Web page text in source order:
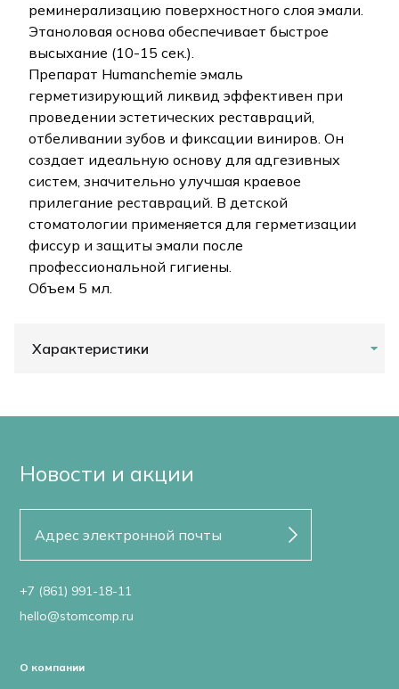
реминерализацию поверхностного слоя эмали.
Этаноловая основа обеспечивает быстрое
высыхание (10-15 сек.).
Препарат Humanchemie эмаль
герметизирующий ликвид эффективен при
проведении эстетических реставраций,
отбеливании зубов и фиксации виниров. Он
создает идеальную основу для адгезивных
систем, значительно улучшая краевое
прилегание реставраций. В детской
стоматологии применяется для герметизации
фиссур и защиты эмали после
профессиональной гигиены.
Объем 5 мл.
Характеристики
Новости и акции
+7 (861) 991-18-11
hello@stomcomp.ru
О компании